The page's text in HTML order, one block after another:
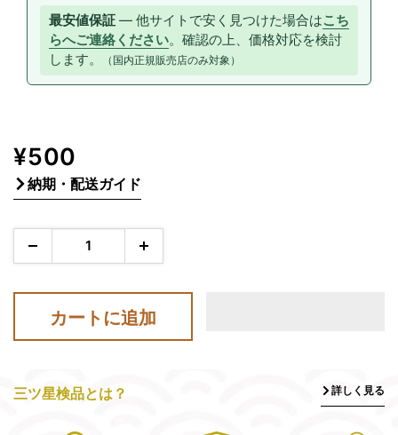
最安値保証 — 他サイトで安く見つけた場合はこち
らへご連絡ください。確認の上、価格対応を検討
します。
（国内正規販売店のみ対象）
販
売
価
格
¥500
納期・配送ガイド
カートに追加
三ツ星検品とは？ 詳しく見る